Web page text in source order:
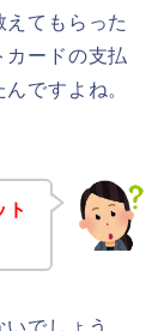
てもらった
カードの支払
ですよね。
ト